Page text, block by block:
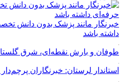
خبرنگار مانند پزشک بدون دانش
داشته باشد
طوفان و بارش نقطه‌ای، شرق گلستان
استاندار لرستان: خبرنگاران